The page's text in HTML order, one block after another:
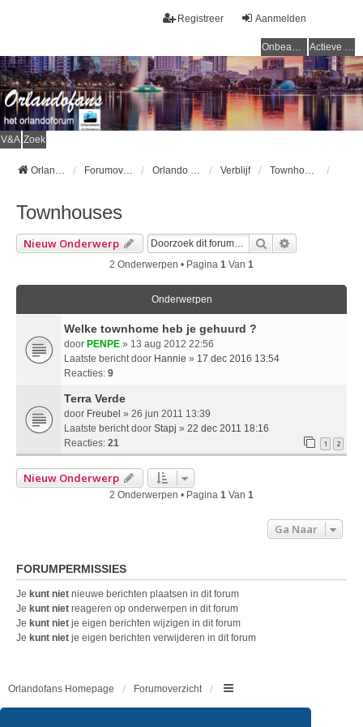
Aanmelden
Registreer
Onbeantwoorde onderwerpen Actieve onderwerpen
V&A Zoek
Orlandofans Homepage Forumoverzicht Orlando & omgeving Verblijf Townhouses
Townhouses
Nieuw Onderwerp Zoek
2 Onderwerpen • Pagina 1 Van 1
Onderwerpen
Welke townhome heb je gehuurd ?
door PENPE » 13 aug 2012 22:56
Laatste bericht door Hannie » 17 dec 2016 13:54
Reacties: 9
Terra Verde
door Freubel » 26 jun 2011 13:39
Laatste bericht door Stapj » 22 dec 2011 18:16
Reacties: 21 1 2
Nieuw Onderwerp
2 Onderwerpen • Pagina 1 Van 1
Ga Naar
FORUMPERMISSIES
Je kunt niet nieuwe berichten plaatsen in dit forum
Je kunt niet reageren op onderwerpen in dit forum
Je kunt niet je eigen berichten wijzigen in dit forum
Je kunt niet je eigen berichten verwijderen in dit forum
Orlandofans Homepage Forumoverzicht